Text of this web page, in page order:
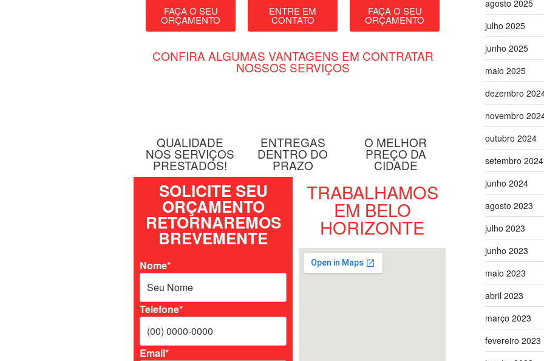
FAÇA O SEU
ORÇAMENTO
ENTRE EM
CONTATO
FAÇA O SEU
ORÇAMENTO
CONFIRA ALGUMAS VANTAGENS EM CONTRATAR
NOSSOS SERVIÇOS
QUALIDADE
NOS SERVIÇOS
PRESTADOS!
ENTREGAS
DENTRO DO
PRAZO
O MELHOR
PREÇO DA
CIDADE
SOLICITE SEU
ORÇAMENTO
RETORNAREMOS
BREVEMENTE
Nome*
Telefone*
Email*
TRABALHAMOS
EM BELO
HORIZONTE
agosto 2025
julho 2025
junho 2025
maio 2025
dezembro
novembro
outubro 2024
setembro 2024
junho 2024
agosto 2023
julho 2023
junho 2023
maio 2023
abril 2023
março 2023
fevereiro 2023